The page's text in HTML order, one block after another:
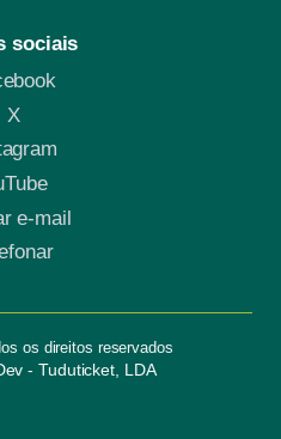
sociais
X
e-mail
os direitos reservados
- Tuduticket, LDA